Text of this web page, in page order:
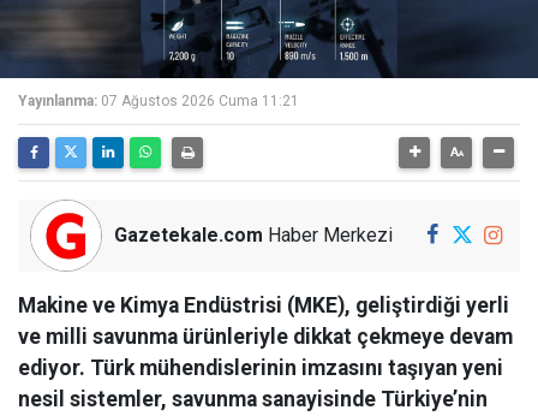
Yayınlanma: 07 Ağustos 2026 Cuma 11:21
Gazetekale.com Haber Merkezi
Makine ve Kimya Endüstrisi (MKE), geliştirdiği yerli
ve milli savunma ürünleriyle dikkat çekmeye devam
ediyor. Türk mühendislerinin imzasını taşıyan yeni
nesil sistemler, savunma sanayisinde Türkiye’nin